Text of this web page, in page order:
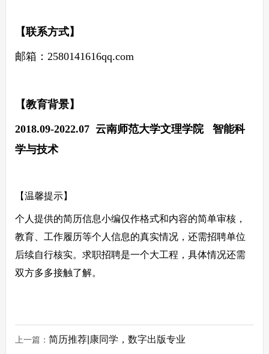
【联系方式】
邮箱： 2580141616qq.com
【教育背景】
2018.09-2022.07云南师范大学文理学院 智能科
学与技术
【温馨提示】
个人提供的简历信息小编仅作格式和内容的简单审核，
教育、工作履历等个人信息的真实情况，还需招聘单位
后续自行核实。求职招聘是一个大工程，具体情况还需
双方多多接触了解。
上一篇： 简历推荐|康同学，数字出版专业